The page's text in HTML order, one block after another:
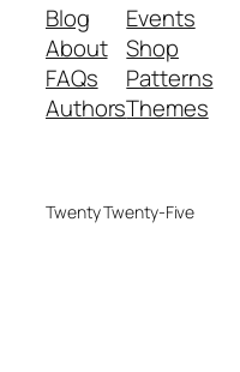
Blog
About
FAQs
Authors
Events
Shop
Patterns
Themes
Twenty Twenty-Five